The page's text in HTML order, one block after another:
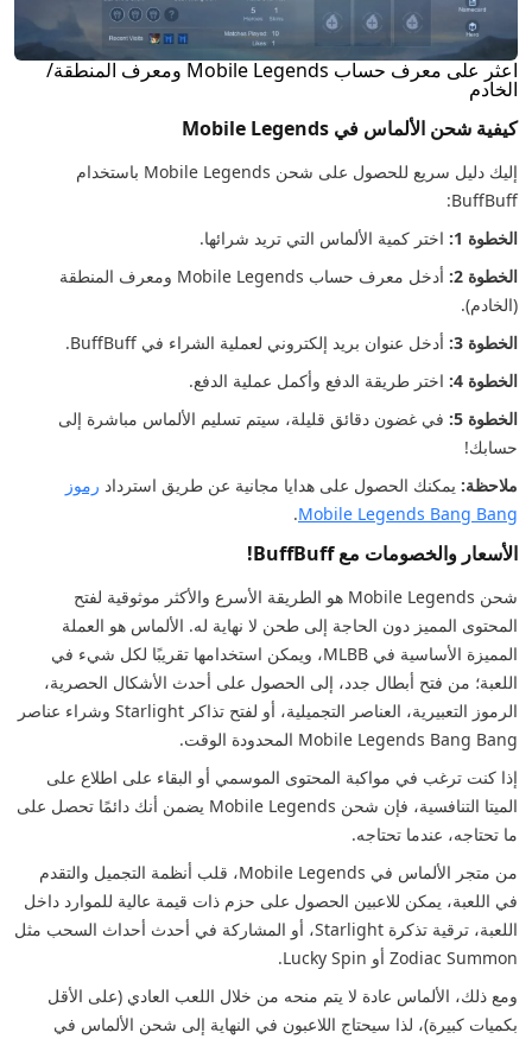
اعثر على معرف حساب Mobile Legends ومعرف المنطقة/
الخادم
كيفية شحن الألماس في Mobile Legends
إليك دليل سريع للحصول على شحن Mobile Legends باستخدام
BuffBuff:
الخطوة 1:
اختر كمية الألماس التي تريد شرائها.
الخطوة 2:
أدخل معرف حساب Mobile Legends ومعرف المنطقة
(الخادم).
الخطوة 3:
أدخل عنوان بريد إلكتروني لعملية الشراء في BuffBuff.
الخطوة 4:
اختر طريقة الدفع وأكمل عملية الدفع.
الخطوة 5:
في غضون دقائق قليلة، سيتم تسليم الألماس مباشرة إلى
حسابك!
ملاحظة: يمكنك الحصول على هدايا مجانية عن طريق استرداد رموز
Mobile Legends Bang Bang
.
الأسعار والخصومات مع BuffBuff!
شحن Mobile Legends هو الطريقة الأسرع والأكثر موثوقية لفتح
المحتوى المميز دون الحاجة إلى طحن لا نهاية له. الألماس هو العملة
المميزة الأساسية في MLBB، ويمكن استخدامها تقريبًا لكل شيء في
اللعبة؛ من فتح أبطال جدد، إلى الحصول على أحدث الأشكال الحصرية،
الرموز التعبيرية، العناصر التجميلية، أو لفتح تذاكر Starlight وشراء عناصر
Mobile Legends Bang Bang المحدودة الوقت.
إذا كنت ترغب في مواكبة المحتوى الموسمي أو البقاء على اطلاع على
الميتا التنافسية، فإن شحن Mobile Legends يضمن أنك دائمًا تحصل على
ما تحتاجه، عندما تحتاجه.
من متجر الألماس في Mobile Legends، قلب أنظمة التجميل والتقدم
في اللعبة، يمكن للاعبين الحصول على حزم ذات قيمة عالية للموارد داخل
اللعبة، ترقية تذكرة Starlight، أو المشاركة في أحدث أحداث السحب مثل
Zodiac Summon أو Lucky Spin.
ومع ذلك، الألماس عادة لا يتم منحه من خلال اللعب العادي (على الأقل
بكميات كبيرة)، لذا سيحتاج اللاعبون في النهاية إلى شحن الألماس في